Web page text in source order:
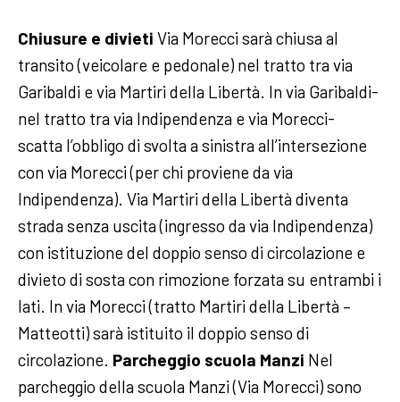
Chiusure e divieti Via Morecci sarà chiusa al
transito (veicolare e pedonale) nel tratto tra via
Garibaldi e via Martiri della Libertà. In via Garibaldi-
nel tratto tra via Indipendenza e via Morecci-
scatta l’obbligo di svolta a sinistra all’intersezione
con via Morecci (per chi proviene da via
Indipendenza). Via Martiri della Libertà diventa
strada senza uscita (ingresso da via Indipendenza)
con istituzione del doppio senso di circolazione e
divieto di sosta con rimozione forzata su entrambi i
lati. In via Morecci (tratto Martiri della Libertà –
Matteotti) sarà istituito il doppio senso di
circolazione. Parcheggio scuola Manzi Nel
parcheggio della scuola Manzi (Via Morecci) sono